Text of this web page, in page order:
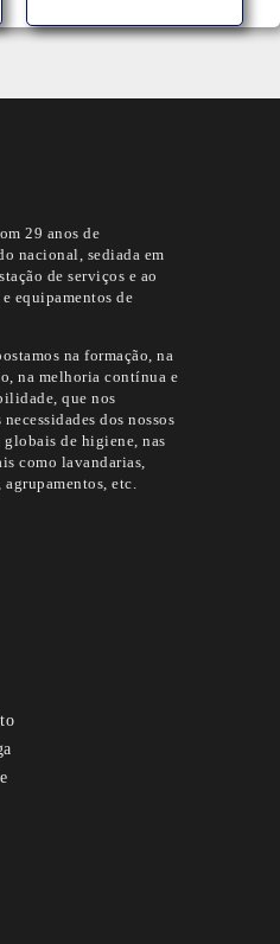
29 anos de
nacional, sediada em
de serviços e ao
equipamentos de
na formação, na
na melhoria contínua e
que nos
dos nossos
de higiene, nas
como lavandarias,
etc.